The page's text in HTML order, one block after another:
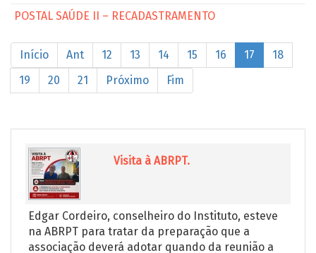
POSTAL SAÚDE II – RECADASTRAMENTO
Início Ant 12 13 14 15 16 17
18
19
20 21 Próximo Fim
Visita à ABRPT.
Edgar Cordeiro, conselheiro do Instituto, esteve
na ABRPT para tratar da preparação que a
associação deverá adotar quando da reunião a